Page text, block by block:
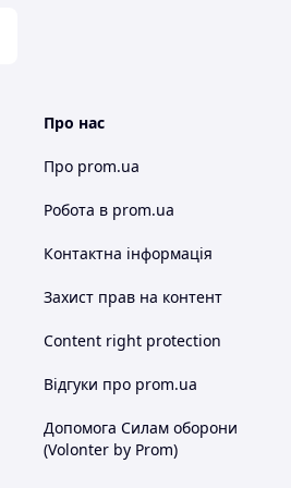
Про нас
Про prom.ua
Робота в prom.ua
Контактна інформація
Захист прав на контент
Content right protection
Відгуки про prom.ua
Допомога Силам оборони
(Volonter by Prom)